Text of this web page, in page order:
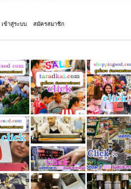
เข้าสู่ระบบ สมัครสมาชิก